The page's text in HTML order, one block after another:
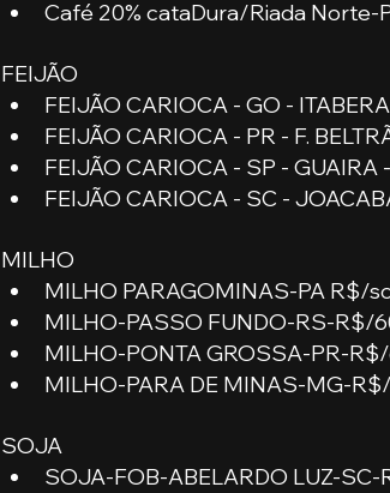
Café 20% cataDura/Riada Norte-
FEIJÃO
FEIJÃO CARIOCA - GO -
FEIJÃO CARIOCA - PR - F.
FEIJÃO CARIOCA - SP - GUAIRA
FEIJÃO CARIOCA - SC -
MILHO
MILHO PARAGOMINAS-PA R$/
MILHO-PASSO FUNDO-RS-R$/
MILHO-PONTA GROSSA-PR-
MILHO-PARA DE MINAS-MG-
SOJA
SOJA-FOB-ABELARDO LUZ-SC-